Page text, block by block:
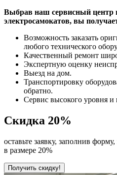
Выбрав наш сервисный центр
электросамокатов, вы
Возможность заказать
любого технического
Качественный ремонт
Экспертную оценку
Выезд на дом.
Транспортировку
обратно.
Сервис высокого уровня и
Скидка 20%
оставьте заявку, заполнив
в размере 20%
Получить скидку!